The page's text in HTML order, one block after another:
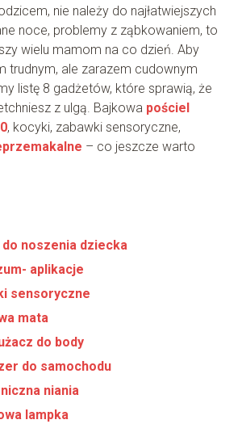
nie należy do najłatwiejszych
noce, problemy z ząbkowaniem, to
wielu mamom na co dzień. Aby
trudnym, ale zarazem cudownym
listę 8 gadżetów, które sprawią, że
z ulgą. Bajkowa pościel
, kocyki, zabawki sensoryczne,
– co jeszcze warto
noszenia dziecka
aplikacje
sensoryczne
mata
do body
do samochodu
niania
lampka